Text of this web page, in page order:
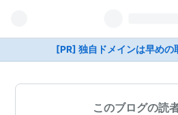
[PR] 独自ドメインは早めの
このブログの読